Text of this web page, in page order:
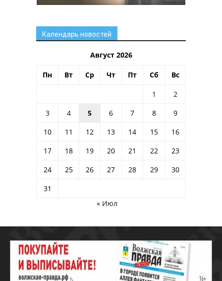
Календарь новостей
Август 2026
Пн Вт Ср Чт Пт Сб Вс
1
2
3
4 5 6 7 8
9
10
11 12 13 14 15
16
17
18 19 20 21 22
23
24
25 26 27 28 29
30
31
« Июл